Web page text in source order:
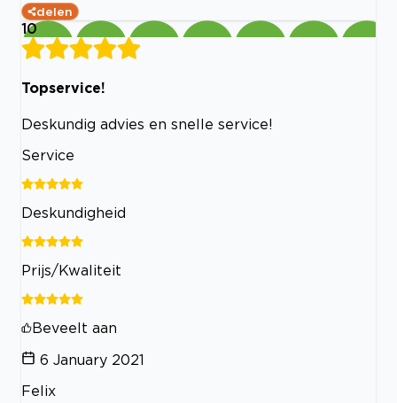
delen
10
Topservice!
Deskundig advies en snelle service!
Service
Deskundigheid
Prijs/Kwaliteit
Beveelt aan
6 January 2021
Felix